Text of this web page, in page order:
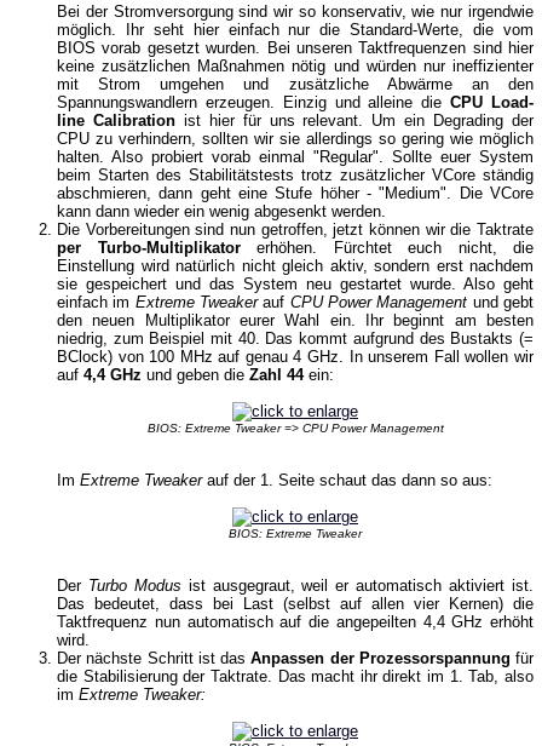
Bei der Stromversorgung sind wir so konservativ, wie nur irgendwie
möglich. Ihr seht hier einfach nur die Standard-Werte, die vom
BIOS vorab gesetzt wurden. Bei unseren Taktfrequenzen sind hier
keine zusätzlichen Maßnahmen nötig und würden nur ineffizienter
mit Strom umgehen und zusätzliche Abwärme an den
Spannungswandlern erzeugen. Einzig und alleine dieCPU Load-
line Calibrationist hier für uns relevant. Um ein Degrading der
CPU zu verhindern, sollten wir sie allerdings so gering wie möglich
halten. Also probiert vorab einmal "Regular". Sollte euer System
beim Starten des Stabilitätstests trotz zusätzlicher VCore ständig
abschmieren, dann geht eine Stufe höher - "Medium". Die VCore
kann dann wieder ein wenig abgesenkt werden.
Die Vorbereitungen sind nun getroffen, jetzt können wir die Taktrate
per Turbo-Multiplikatorerhöhen. Fürchtet euch nicht, die
Einstellung wird natürlich nicht gleich aktiv, sondern erst nachdem
sie gespeichert und das System neu gestartet wurde. Also geht
einfach im Extreme Tweakerauf CPU Power Management und gebt
den neuen Multiplikator eurer Wahl ein. Ihr beginnt am besten
niedrig, zum Beispiel mit 40. Das kommt aufgrund des Bustakts (=
BClock) von 100 MHz auf genau 4 GHz. In unserem Fall wollen wir
auf 4,4 GHz und geben die Zahl 44ein:
BIOS: Extreme Tweaker => CPU Power Management
Im Extreme Tweakerauf der 1. Seite schaut das dann so aus:
BIOS: Extreme Tweaker
Der Turbo Modus ist ausgegraut, weil er automatisch aktiviert ist.
Das bedeutet, dass bei Last (selbst auf allen vier Kernen) die
Taktfrequenz nun automatisch auf die angepeilten 4,4 GHz erhöht
wird.
Der nächste Schritt ist dasAnpassen der Prozessorspannung für
die Stabilisierung der Taktrate. Das macht ihr direkt im 1. Tab, also
im Extreme Tweaker: